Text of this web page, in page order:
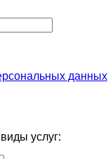
данных
услуг: